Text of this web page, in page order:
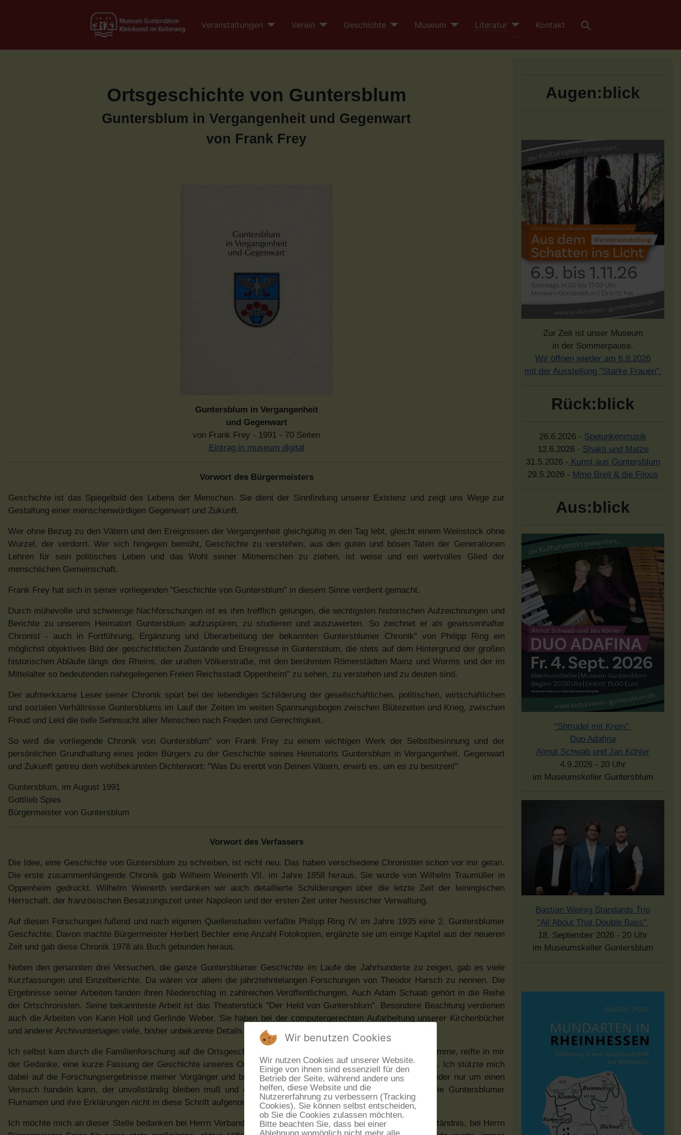
Veranstaltungen Verein Geschichte Museum Literatur Kontakt
Ortsgeschichte von Guntersblum
Guntersblum in Vergangenheit und Gegenwart
von Frank Frey
Guntersblum in Vergangenheit
und Gegenwart
von Frank Frey - 1991 - 70 Seiten
Eintrag in museum digital
Vorwort des Bürgermeisters
Geschichte ist das Spiegelbild des Lebens der Menschen. Sie dient der Sinnfindung unserer Existenz und zeigt uns Wege zur
Gestaltung einer menschenwürdigen Gegenwart und Zukunft.
Wer ohne Bezug zu den Vätern und den Ereignissen der Vergangenheit gleichgültig in den Tag lebt, gleicht einem Weinstock ohne
Wurzel, der verdorrt. Wer sich hingegen bemüht, Geschichte zu verstehen, aus den guten und bösen Taten der Generationen
Lehren für sein politisches Leben und das Wohl seiner Mitmenschen zu ziehen, ist weise und ein wertvolles Glied der
menschlichen Gemeinschaft.
Frank Frey hat sich in seiner vorliegenden "Geschichte von Guntersblum" in diesem Sinne verdient gemacht.
Durch mühevolle und schwierige Nachforschungen ist es ihm trefflich gelungen, die wichtigsten historischen Aufzeichnungen und
Berichte zu unserem Heimatort Guntersblum aufzuspüren, zu studieren und auszuwerten. So zeichnet er als gewissenhafter
Chronist - auch in Fortführung, Ergänzung und Überarbeitung der bekannten Guntersblumer Chronik" von Philipp Ring ein
möglichst objektives Bild der geschichtlichen Zustände und Ereignisse in Guntersblum, die stets auf dem Hintergrund der großen
historischen Abläufe längs des Rheins, der uralten Völkerstraße, mit den berühmten Römerstädten Mainz und Worms und der im
Mittelalter so bedeutenden nahegelegenen Freien Reichsstadt Oppenheim" zu sehen, zu verstehen und zu deuten sind.
Der aufmerksame Leser seiner Chronik spürt bei der lebendigen Schilderung der gesellschaftlichen, politischen, wirtschaftlichen
und sozialen Verhältnisse Guntersblums im Lauf der Zeiten im weiten Spannungsbogen zwischen Blütezeiten und Krieg, zwischen
Freud und Leid die tiefe Sehnsucht aller Menschen nach Frieden und Gerechtigkeit.
So wird die vorliegende Chronik von Guntersblum" von Frank Frey zu einem wichtigen Werk der Selbstbesinnung und der
persönlichen Grundhaltung eines jeden Bürgers zu der Geschichte seines Heimatorts Guntersblum in Vergangenheit, Gegenwart
und Zukunft getreu dem wohlbekannten Dichterwort: "Was Du ererbt von Deinen Vätern, erwirb es, um es zu besitzen!"
Guntersblum, im August 1991
Gottlieb Spies
Bürgermeister von Guntersblum
Vorwort des Verfassers
Die Idee, eine Geschichte von Guntersblum zu schreiben, ist nicht neu. Das haben verschiedene Chronisten schon vor mir getan.
Die erste zusammenhängende Chronik gab Wilheim Weinerth VII. im Jahre 1858 heraus. Sie wurde von Wilhelm Traumüller in
Oppenheim gedruckt. Wilhelm Weinerth verdanken wir auch detaillierte Schilderungen über die letzte Zeit der leiningischen
Herrschaft, der französischen Besatzungszeit unter Napoleon und der ersten Zeit unter hessischer Verwaltung.
Auf diesen Forschungen fußend und nach eigenen Quellenstudien verfaßte Philipp Ring IV. im Jahre 1935 eine 2. Guntersblumer
Geschichte. Davon machte Bürgermeister Herbert Bechler eine Anzahl Fotokopien, ergänzte sie um einige Kapitel aus der neueren
Zeit und gab diese Chronik 1978 als Buch gebunden heraus.
Neben den genannten drei Versuchen, die ganze Guntersblumer Geschichte im Laufe der Jahrhunderte zu zeigen, gab es viele
Kurzfassungen und Einzelberichte. Da wären vor allem die jahrztehntelangen Forschungen von Theodor Harsch zu nennen. Die
Ergebnisse seiner Arbeiten fanden ihren Niederschlag in zahlreichen Veröffentlichungen. Auch Adam Schaab gehört in die Reihe
der Ortschronisten. Seine bekannteste Arbeit ist das Theaterstück "Der Held von Guntersblum". Besondere Beachtung verdienen
auch die Arbeiten von Karin Holl und Gerlinde Weber. Sie haben bei der computergerechten Aufarbeitung unserer Kirchenbücher
und anderer Archivunterlagen viele, bisher unbekannte Details der Guntersblumer Ortsgeschichte gefunden.
Ich selbst kam durch die Familienforschung auf die Ortsgeschichte. Da ich alten Guntersblumer Familien entstamme, reifte in mir
der Gedanke, eine kurze Fassung der Geschichte unseres Ortes, aktualisiert auf die heutige Zeit, zu schreiben. Ich stützte mich
dabei auf die Forschungsergebnisse meiner Vorgänger und bin mir natürlich bewußt, daß es sich hier auch wieder nur um einen
Versuch handeln kann, der unvollständig bleiben muß und der viele Fragen offen läßt. So habe ich z. B. die Guntersblumer
Flurnamen und ihre Erklärungen nicht in diese Schrift aufgenommen.
Ich möchte mich an dieser Stelle bedanken bei Herrn Verbandsbürgermeister Müller für sein wohlwollendes Verständnis, bei Herrn
Augen:blick
Zur Zeit ist unser Museum
in der Sommerpause.
Wir öffnen wieder am 6.9.2026
mit der Ausstellung "Starke Frauen".
Rück:blick
26.6.2026 - Spelunkenmusik
12.6.2026 - Shakti und Matze
31.5.2026 - Kunst aus Guntersblum
29.5.2026 - Mme Brell & die Filous
Aus:blick
"Shtrudel mit Krem"
Duo Adafina
Almut Schwab und Jan Köhler
4.9.2026 - 20 Uhr
im Museumskeller Guntersblum
Bastian Weinig Standards Trio
"All About That Double Bass"
18. September 2026 - 20 Uhr
im Museumskeller Guntersblum
Wir benutzen Cookies
Wir nutzen Cookies auf unserer Website.
Einige von ihnen sind essenziell für den
Betrieb der Seite, während andere uns
helfen, diese Website und die
Nutzererfahrung zu verbessern (Tracking
Cookies). Sie können selbst entscheiden,
ob Sie die Cookies zulassen möchten.
Bitte beachten Sie, dass bei einer